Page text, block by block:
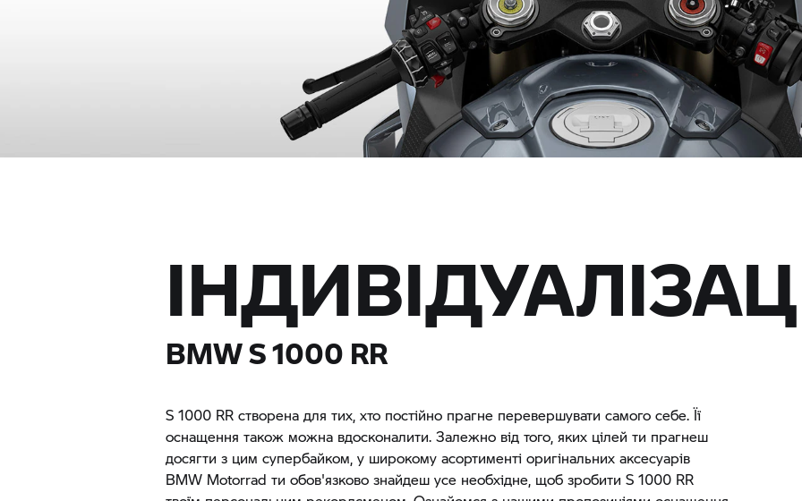
BMWS 1000 RR
S 1000 RR створена для тих, хто постійно прагне перевершувати самого себе. Її
оснащення також можна вдосконалити. Залежно від того, яких цілей ти прагнеш
досягти з цим супербайком, у широкому асортименті оригінальних аксесуарів
BMW Motorrad ти обов'язково знайдеш усе необхідне, щоб зробитиS 1000 RR